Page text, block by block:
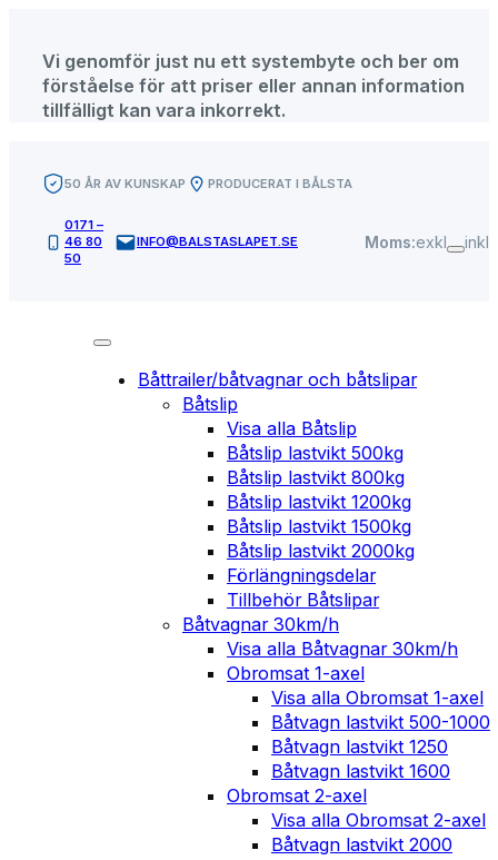
innehåll
Vi genomför just nu ett systembyte och ber om
förståelse för att priser eller annan information
tillfälligt kan vara inkorrekt.
50 ÅR AV KUNSKAP PRODUCERAT I BÅLSTA
0171 –
46 80
50
INFO@BALSTASLAPET.SE Moms:exkl inkl
Båttrailer/båtvagnar och båtslipar
Båtslip
Visa alla Båtslip
Båtslip lastvikt 500kg
Båtslip lastvikt 800kg
Båtslip lastvikt 1200kg
Båtslip lastvikt 1500kg
Båtslip lastvikt 2000kg
Förlängningsdelar
Tillbehör Båtslipar
Båtvagnar 30km/h
Visa alla Båtvagnar 30km/h
Obromsat 1-axel
Visa alla Obromsat 1-axel
Båtvagn lastvikt 500-1000
Båtvagn lastvikt 1250
Båtvagn lastvikt 1600
Obromsat 2-axel
Visa alla Obromsat 2-axel
Båtvagn lastvikt 2000